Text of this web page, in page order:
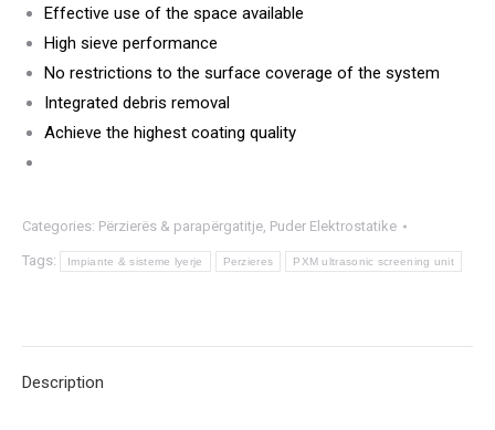
Effective use of the space available
High sieve performance
No restrictions to the surface coverage of the system
Integrated debris removal
Achieve the highest coating quality
Categories: Përzierës & parapërgatitje, Puder Elektrostatike
Tags: Impiante & sisteme lyerje Perzieres PXM ultrasonic screening unit
Description